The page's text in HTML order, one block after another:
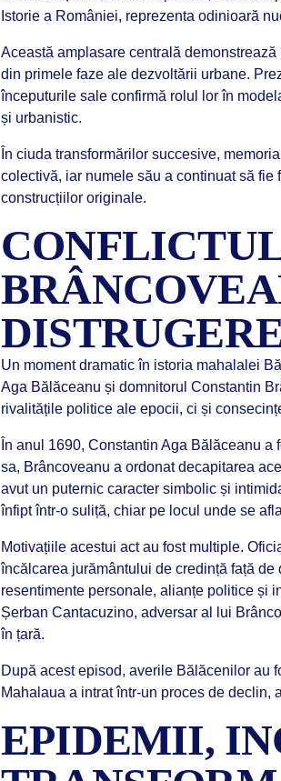
Istorie a României, reprezenta odinioară
Această amplasare centrală
din primele faze ale dezvoltării urbane.
începuturile sale confirmă rolul lor în
și urbanistic.
În ciuda transformărilor succesive,
colectivă, iar numele său a continuat să
construcțiilor originale.
Un moment dramatic în istoria mahalalei
Aga Bălăceanu și domnitorul Constantin
rivalitățile politice ale epocii, ci și
În anul 1690, Constantin Aga Bălăceanu
sa, Brâncoveanu a ordonat decapitarea
avut un puternic caracter simbolic și
înfipt într-o suliță, chiar pe locul unde se
Motivațiile acestui act au fost multiple.
încălcarea jurământului de credință față
resentimente personale, alianțe politice și
Șerban Cantacuzino, adversar al lui
în țară.
După acest episod, averile Bălăcenilor au
Mahalaua a intrat într-un proces de declin,
EPIDEMII,